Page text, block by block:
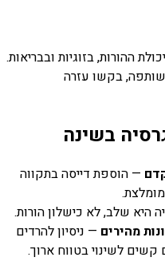
ההורות, בזוגיות ובבריאות.
בקשו עזרה
בשינה
— הוספת דייסה בתקווה
היא שלב, לא כישלון הורות.
מהירים — ניסיון להרדים
לשינוי בטווח ארוך.